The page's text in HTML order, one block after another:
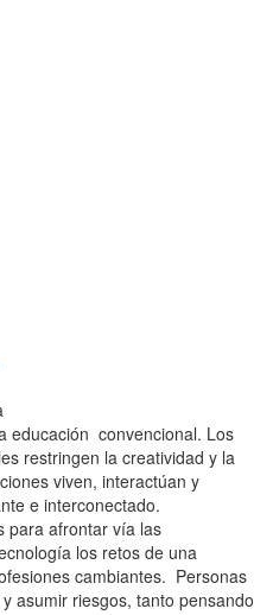
educación convencional. Los
restringen la creatividad y la
viven, interactúan y
e interconectado.
para afrontar vía las
los retos de una
cambiantes. Personas
asumir riesgos, tanto pensando